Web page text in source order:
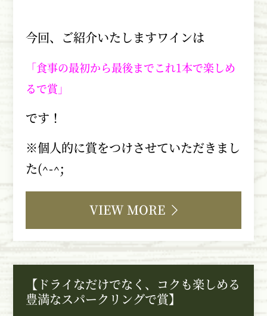
今回、ご紹介いたしますワインは
「食事の最初から最後までこれ1本で楽しめ
るで賞」
です！
※個人的に賞をつけさせていただきまし
た(^-^;
VIEW MORE
【ドライなだけでなく、コクも楽しめる
豊満なスパークリングで賞】